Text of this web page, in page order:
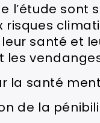
l’étude sont
risques
santé et
les
la santé
de la